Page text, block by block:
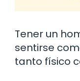
Tener un
sentirse
tanto físico